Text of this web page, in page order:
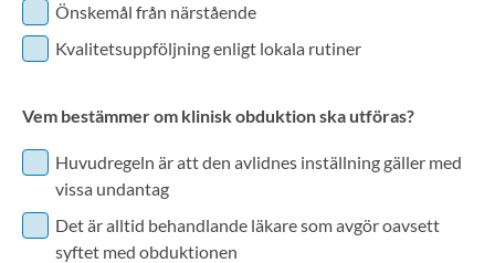
Önskemål från närstående
Kvalitetsuppföljning enligt lokala rutiner
Vem bestämmer om klinisk obduktion ska utföras?
Huvudregeln är att den avlidnes inställning gäller med
vissa undantag
Det är alltid behandlande läkare som avgör oavsett
syftet med obduktionen